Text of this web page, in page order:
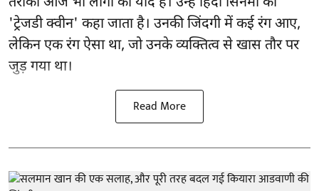
'ट्रेजडी क्वीन' कहा जाता है। उनकी जिंदगी में कई रंग आए,
लेकिन एक रंग ऐसा था, जो उनके व्यक्तित्व से खास तौर पर
जुड़ गया था।
Read More